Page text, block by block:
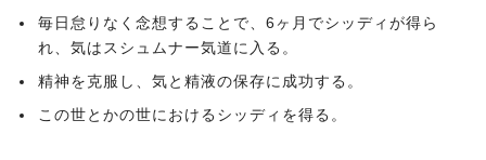
毎日怠りなく念想することで、6ヶ月でシッディが得ら
れ、気はスシュムナー気道に入る。
精神を克服し、気と精液の保存に成功する。
この世とかの世におけるシッディを得る。